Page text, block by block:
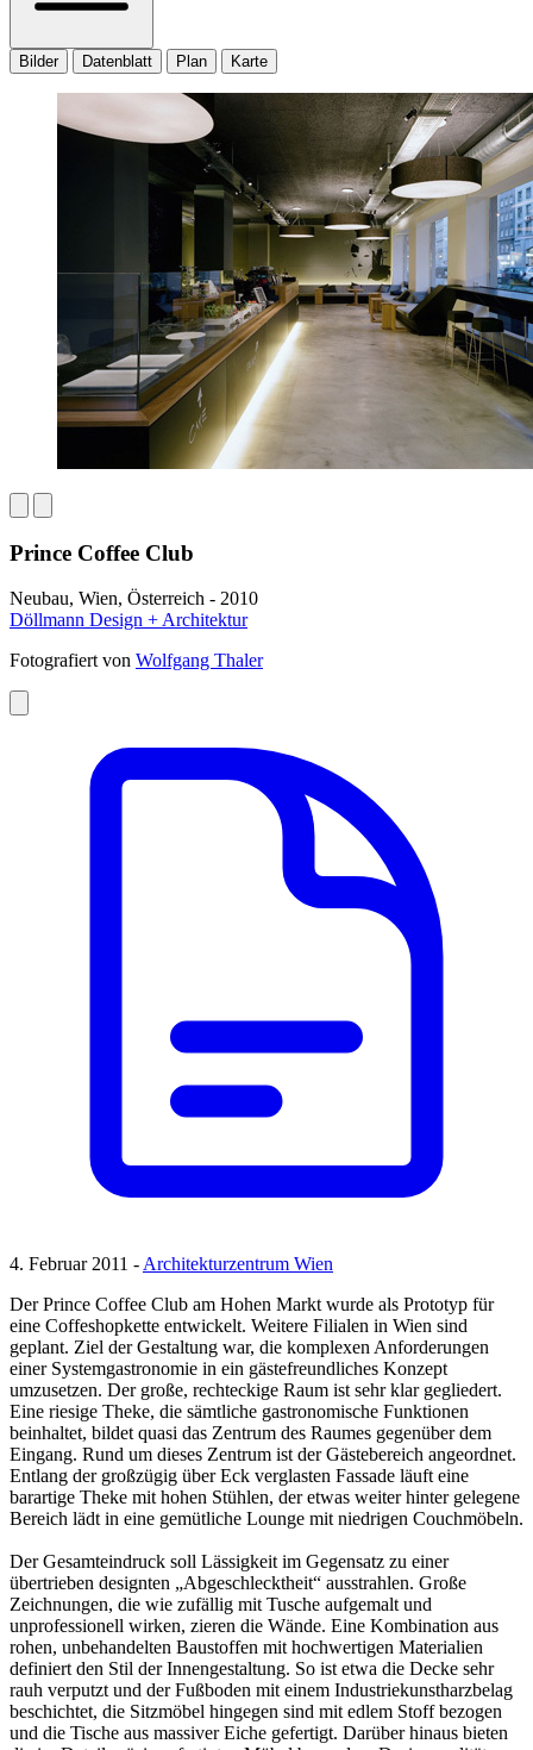
Bilder Datenblatt Plan Karte
Prince Coffee Club
Neubau, Wien, Österreich - 2010
Döllmann Design + Architektur
Fotografiert von Wolfgang Thaler
4. Februar 2011 -Architekturzentrum Wien
Der Prince Coffee Club am Hohen Markt wurde als Prototyp für
eine Coffeshopkette entwickelt. Weitere Filialen in Wien sind
geplant. Ziel der Gestaltung war, die komplexen Anforderungen
einer Systemgastronomie in ein gästefreundliches Konzept
umzusetzen. Der große, rechteckige Raum ist sehr klar gegliedert.
Eine riesige Theke, die sämtliche gastronomische Funktionen
beinhaltet, bildet quasi das Zentrum des Raumes gegenüber dem
Eingang. Rund um dieses Zentrum ist der Gästebereich angeordnet.
Entlang der großzügig über Eck verglasten Fassade läuft eine
barartige Theke mit hohen Stühlen, der etwas weiter hinter gelegene
Bereich lädt in eine gemütliche Lounge mit niedrigen Couchmöbeln.
Der Gesamteindruck soll Lässigkeit im Gegensatz zu einer
übertrieben designten „Abgeschlecktheit“ ausstrahlen. Große
Zeichnungen, die wie zufällig mit Tusche aufgemalt und
unprofessionell wirken, zieren die Wände. Eine Kombination aus
rohen, unbehandelten Baustoffen mit hochwertigen Materialien
definiert den Stil der Innengestaltung. So ist etwa die Decke sehr
rauh verputzt und der Fußboden mit einem Industriekunstharzbelag
beschichtet, die Sitzmöbel hingegen sind mit edlem Stoff bezogen
und die Tische aus massiver Eiche gefertigt. Darüber hinaus bieten